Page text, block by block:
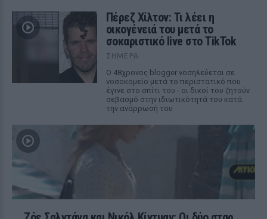
Πέρεζ Χίλτον: Τι λέει η
οικογένειά του μετά το
σοκαριστικό live στο TikTok
ΣΉΜΕΡΑ
Ο 48χρονος blogger νοσηλεύεται σε
νοσοκομείο μετά το περιστατικό που
έγινε στο σπίτι του - οι δικοί του ζητούν
σεβασμό στην ιδιωτικότητά του κατά
την ανάρρωσή του